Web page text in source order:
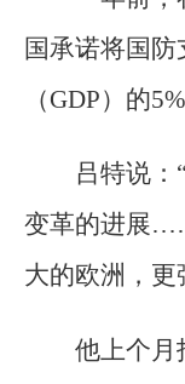
国承诺将国
（GDP）的5%
吕特说
变革的进展
大的欧洲，更
他上个月